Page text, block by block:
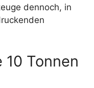
dennoch, in
10 Tonnen